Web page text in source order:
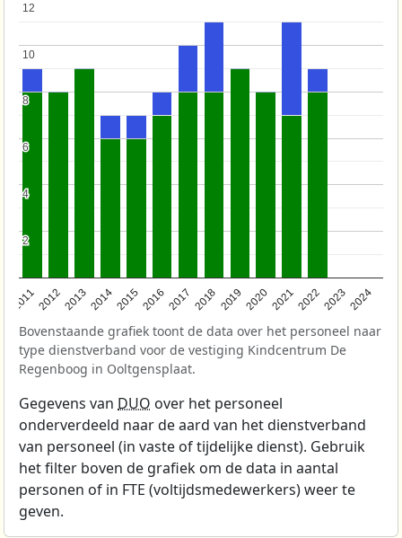
2011201220132014201520162017 2018 2019 20202021202220232024
2
2
4
4
6
6
8
8
10
10
12
12
Bovenstaande grafiek toont de data over het personeel naar
type dienstverband voor de vestiging Kindcentrum De
Regenboog in Ooltgensplaat.
Gegevens van DUO over het personeel
onderverdeeld naar de aard van het dienstverband
van personeel (in vaste of tijdelijke dienst). Gebruik
het filter boven de grafiek om de data in aantal
personen of in FTE (voltijdsmedewerkers) weer te
geven.